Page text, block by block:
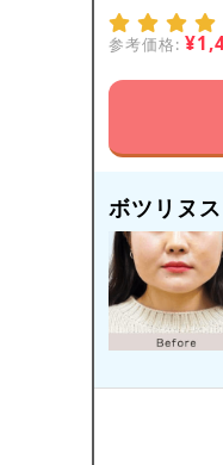
参考価格:
ボツリヌ